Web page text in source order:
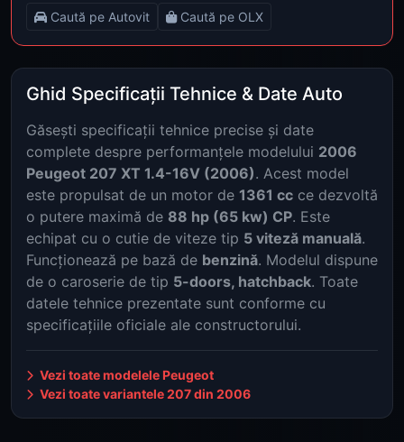
Caută pe Autovit Caută pe OLX
Ghid Specificații Tehnice & Date Auto
Găsești specificații tehnice precise și date
complete despre performanțele modelului 2006
Peugeot 207 XT 1.4-16V (2006). Acest model
este propulsat de un motor de 1361 cc ce dezvoltă
o putere maximă de 88 hp (65 kw) CP. Este
echipat cu o cutie de viteze tip 5 viteză manuală.
Funcționează pe bază de benzină. Modelul dispune
de o caroserie de tip 5-doors, hatchback. Toate
datele tehnice prezentate sunt conforme cu
specificațiile oficiale ale constructorului.
Vezi toate modelele Peugeot
Vezi toate variantele 207 din 2006